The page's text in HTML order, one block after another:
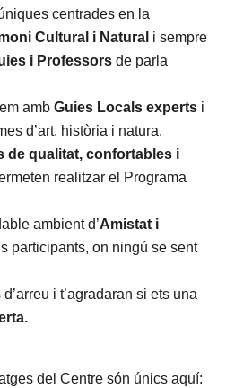
centrades en la
Cultural i Natural i sempre
i Professors de parla
amb Guies Locals experts i
d’art, història i natura.
de qualitat, confortables i
realitzar el Programa
ambient d’Amistat i
participants, on ningú se sent
i t’agradaran si ets una
del Centre són únics aquí: